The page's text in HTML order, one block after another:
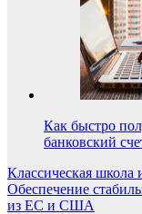
Как быстро
банковский
Навигация
по
Классическая школа
Обеспечение
из ЕС и США